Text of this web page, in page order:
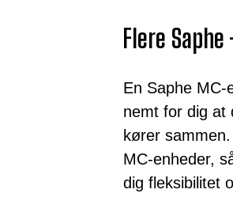
Flere
En Saphe
nemt for dig at
kører
MC-enheder,
dig fleksibilitet